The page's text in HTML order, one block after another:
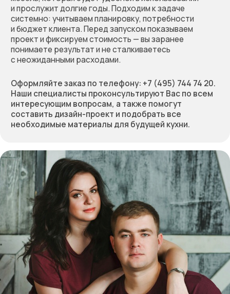
+7 (495) 744 74 20
Или заполните форму
конфиденциальности
Получить расчёт стоимости
Собственное производство
мебели — работаем с 2012 года
Главная
Наши работы
Проекты
О компании
Контакты салона
+7 (495) 744-74-20
г. Москва, шоссе
Энтузиастов 48/1
Контактная информация